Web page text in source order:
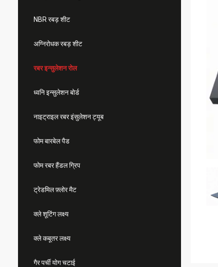
NBR रबड़ शीट
अग्निरोधक रबड़ शीट
रबर इन्सुलेशन रोल
ध्वनि इन्सुलेशन बोर्ड
नाइट्राइल रबर इंसुलेशन ट्यूब
फोम बारबेल पैड
फोम रबर हैंडल ग्रिप
ट्रेडमिल फ़्लोर मैट
क्ले शूटिंग लक्ष्य
क्ले कबूतर लक्ष्य
गैर पर्ची योग चटाई